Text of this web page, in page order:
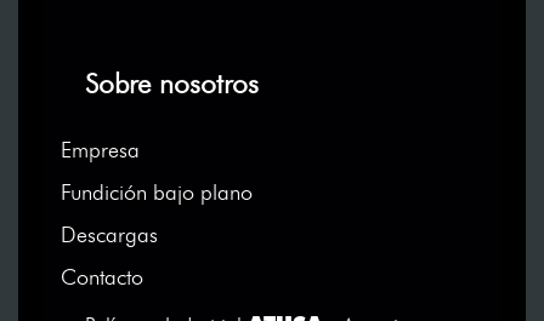
Sobre nosotros
Empresa
Fundición bajo plano
Descargas
Contacto